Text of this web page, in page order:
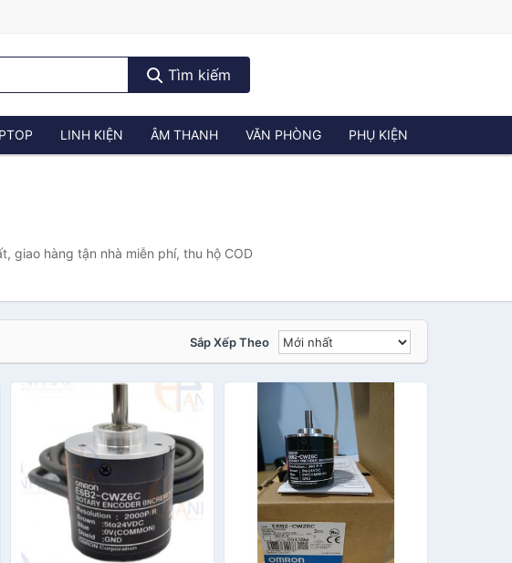
Tìm kiếm
LINH KIỆN ÂM THANH VĂN PHÒNG PHỤ KIỆN
giao hàng tận nhà miễn phí, thu hộ COD
Sắp Xếp Theo